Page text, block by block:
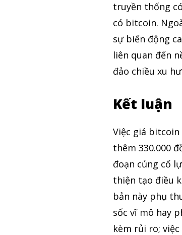
truyền thống
có bitcoin.
sự biến động
liên quan đến
đảo chiều xu
Kết luận
Việc giá
thêm 330.000
đoạn củng cố
thiện tạo điều
bản này phụ
sốc vĩ mô hay
kèm rủi ro;